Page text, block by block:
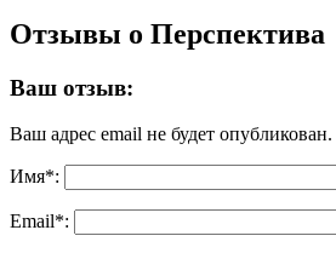
Отзывы о Перспектива
Ваш отзыв:
Ваш адрес email не будет опубликован.
Имя*:
Email*: